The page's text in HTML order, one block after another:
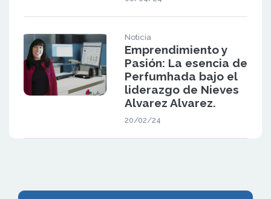
Noticia
Emprendimiento y
Pasión: La esencia de
Perfumhada bajo el
liderazgo de Nieves
Alvarez Alvarez.
20/02/24